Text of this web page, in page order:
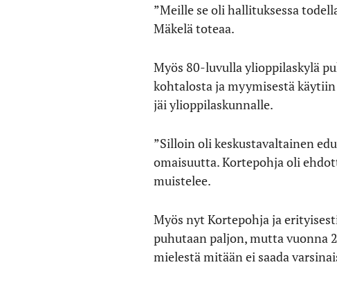
”Meille se oli hallituksessa
Mäkelä toteaa.
Myös 80-luvulla ylioppilaskylä
kohtalosta ja myymisestä
jäi ylioppilaskunnalle.
”Silloin oli keskustavaltainen
omaisuutta. Kortepohja oli
muistelee.
Myös nyt Kortepohja ja
puhutaan paljon, mutta vuonna
mielestä mitään ei saada